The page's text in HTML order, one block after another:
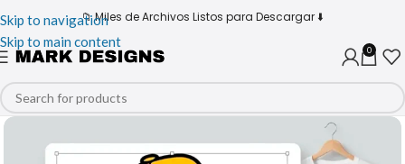
Skip to navigation
Skip to main content
📁 Miles de Archivos Listos para Descargar ⬇️
0